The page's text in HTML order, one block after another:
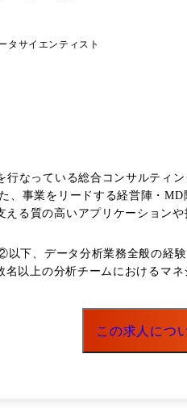
タサイエンティスト
なっている総合コンサルティ
、事業をリードする経営陣・
る質の高いアプリケーション
プライシングを活用した事業
向けたDX構想策定～実行支
グランドデザイン・実
術・イノベーション政策の策
、データ分析業務全般の経
以上の分析チームにおけるマ
この求人につ